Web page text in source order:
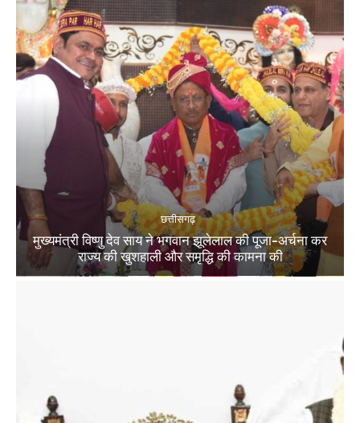
छत्तीसगढ़
मुख्यमंत्री विष्णु देव साय ने भगवान झूलेलाल की पूजा-अर्चना कर
राज्य की खुशहाली और समृद्धि की कामना की